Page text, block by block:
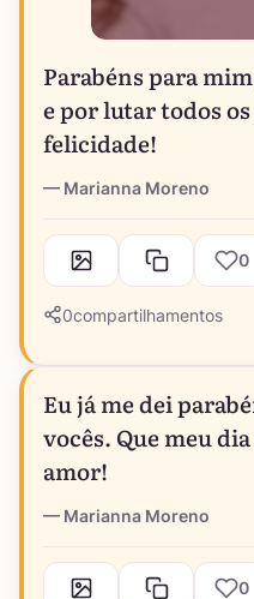
Parabéns para
e por lutar todos
felicidade!
Marianna Moreno
0
0compartilhamentos
Eu já me dei
vocês. Que meu
amor!
Marianna Moreno
0